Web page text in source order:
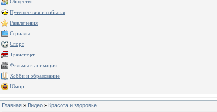
Общество
Путешествия и события
Развлечения
Сериалы
Спорт
Транспорт
Фильмы и анимация
Хобби и образование
Юмор
Главная » Видео » Красота и здоровье